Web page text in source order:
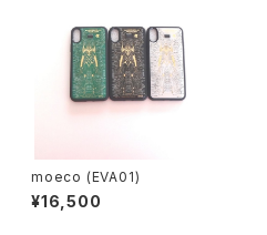
moeco (EVA01)
¥16,500